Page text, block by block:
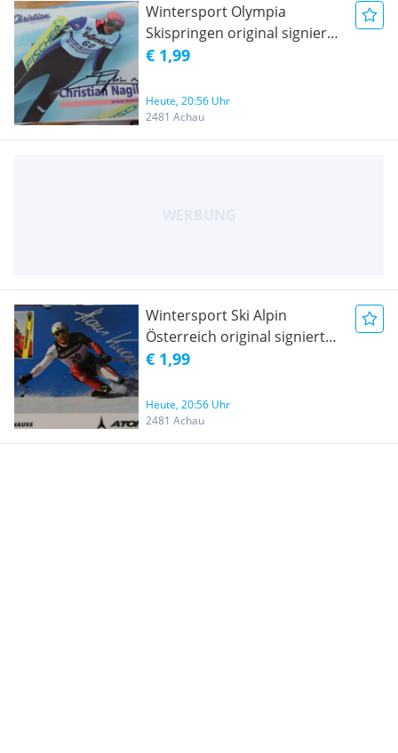
Wintersport Olympia
Skispringen original signiert
Österreich
€ 1,99
Heute, 20:56 Uhr
2481 Achau
Wintersport Ski Alpin
Österreich original signiert
Hans Knauss
€ 1,99
Heute, 20:56 Uhr
2481 Achau